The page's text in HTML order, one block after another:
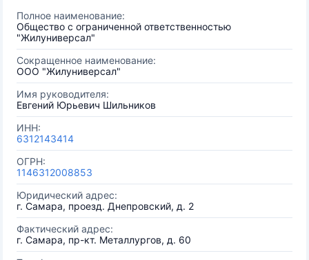
Полное наименование:
Общество с ограниченной ответственностью
"Жилуниверсал"
Сокращенное наименование:
ООО "Жилуниверсал"
Имя руководителя:
Евгений Юрьевич Шильников
ИНН:
6312143414
ОГРН:
1146312008853
Юридический адрес:
г. Самара, проезд. Днепровский, д. 2
Фактический адрес:
г. Самара, пр-кт. Металлургов, д. 60